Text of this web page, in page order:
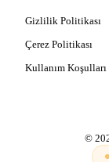
Gizlilik Politikası
Çerez Politikası
Kullanım Koşulları
©